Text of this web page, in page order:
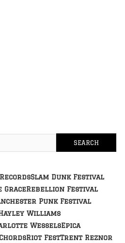
Slam Dunk Festival
GraceRebellion Festival
Punk Festival
Williams
WesselsEpica
Riot FestTrent Reznor